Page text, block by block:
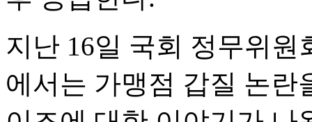
지난 16일 국회 정무위
에서는 가맹점 갑질 논란